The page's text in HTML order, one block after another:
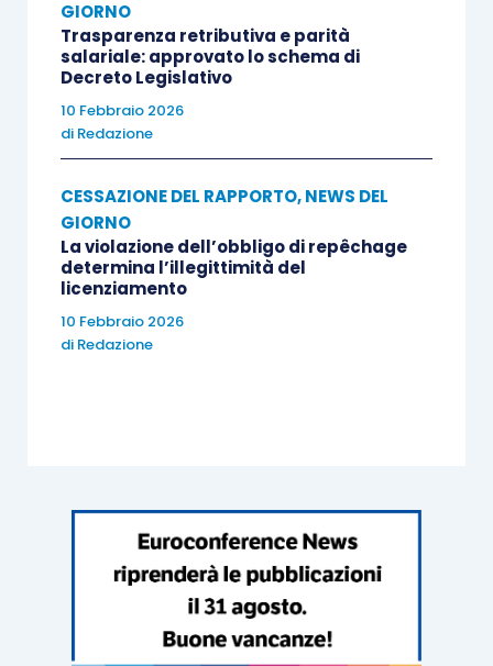
GIORNO
Trasparenza retributiva e parità
salariale: approvato lo schema di
Decreto Legislativo
10 Febbraio 2026
di Redazione
CESSAZIONE DEL RAPPORTO,NEWS DEL
GIORNO
La violazione dell’obbligo di repêchage
determina l’illegittimità del
licenziamento
10 Febbraio 2026
di Redazione